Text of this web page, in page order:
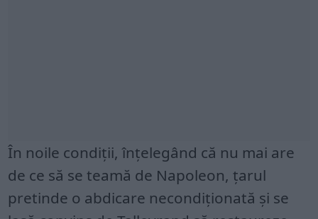
În noile condiții, înțelegând că nu mai are
de ce să se teamă de Napoleon, țarul
pretinde o abdicare necondiționată și se